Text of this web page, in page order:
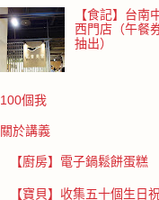
【食記】台南
西門店（午餐
抽出）
100個我
關於講義
【廚房】電子鍋鬆餅蛋糕
【寶貝】收集五十個生日